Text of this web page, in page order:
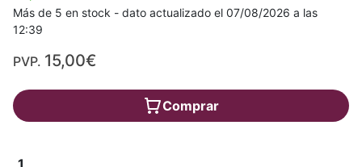
Más de 5 en stock - dato actualizado el 07/08/2026 a las
12:39
PVP. 15,00€
Comprar
1